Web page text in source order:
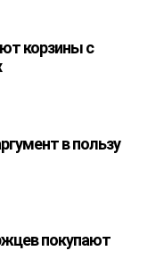
корзины с
в пользу
покупают